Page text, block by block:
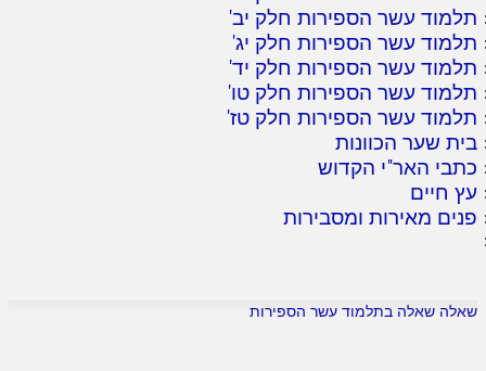
תלמוד עשר הספירות חלק יב'
תלמוד עשר הספירות חלק יג'
תלמוד עשר הספירות חלק יד'
תלמוד עשר הספירות חלק טו'
תלמוד עשר הספירות חלק טז'
בית שער הכוונות
כתבי האר"י הקדוש
עץ חיים
פנים מאירות ומסבירות
שאלה שאלה בתלמוד עשר הספירות